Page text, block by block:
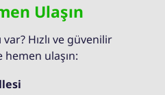
Ulaşın
var? Hızlı ve güvenilir
ulaşın: